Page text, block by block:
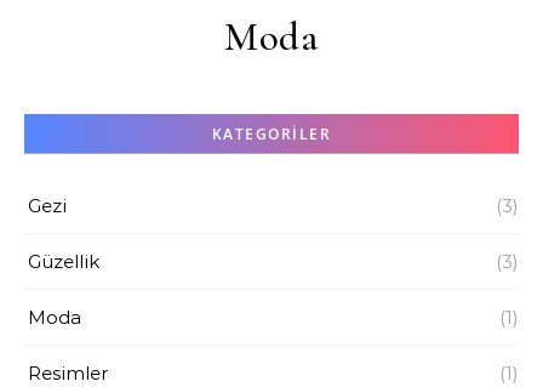
Moda
KATEGORILER
Gezi (3)
Güzellik (3)
Moda (1)
Resimler (1)